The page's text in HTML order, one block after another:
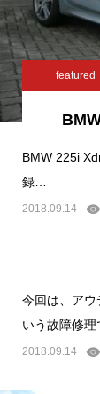
featured
BMW 225i
録…
2018.09.14
今回は、アウ
いう故障修
2018.09.14